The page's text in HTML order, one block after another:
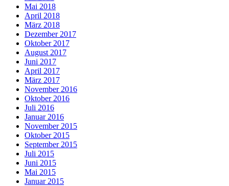
Mai 2018
April 2018
März 2018
Dezember 2017
Oktober 2017
August 2017
Juni 2017
April 2017
März 2017
November 2016
Oktober 2016
Juli 2016
Januar 2016
November 2015
Oktober 2015
September 2015
Juli 2015
Juni 2015
Mai 2015
Januar 2015